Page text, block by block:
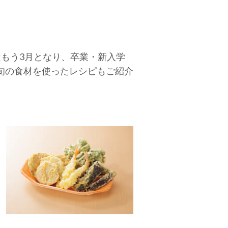
う3月となり、卒業・新入学
食材を使ったレシピもご紹介